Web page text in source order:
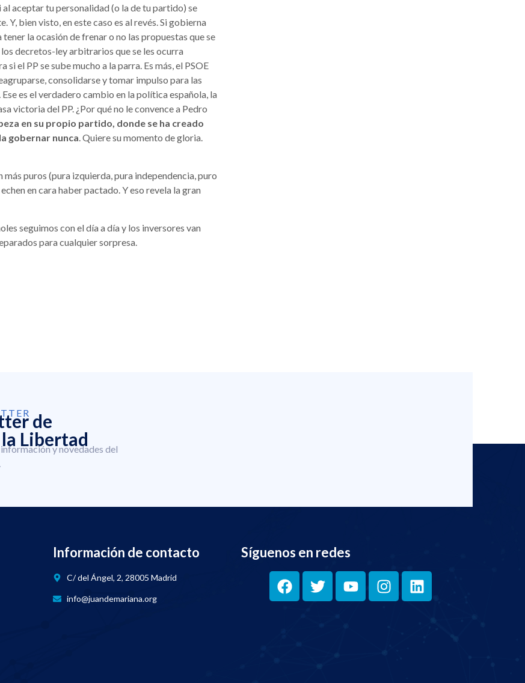
aceptar tu personalidad (o la de tu partido) se
Y, bien visto, en este caso es al revés. Si gobierna
la ocasión de frenar o no las propuestas que se
decretos-ley arbitrarios que se les ocurra
el PP se sube mucho a la parra. Es más, el PSOE
consolidarse y tomar impulso para las
es el verdadero cambio en la política española, la
victoria del PP. ¿Por qué no le convence a Pedro
en su propio partido, donde se ha creado
gobernar nunca. Quiere su momento de gloria.
puros (pura izquierda, pura independencia, puro
en cara haber pactado. Y eso revela la gran
seguimos con el día a día y los inversores van
para cualquier sorpresa.
de
Libertad
y novedades del
Información de contacto
C/ del Ángel, 2, 28005 Madrid
info@juandemariana.org
Síguenos en redes